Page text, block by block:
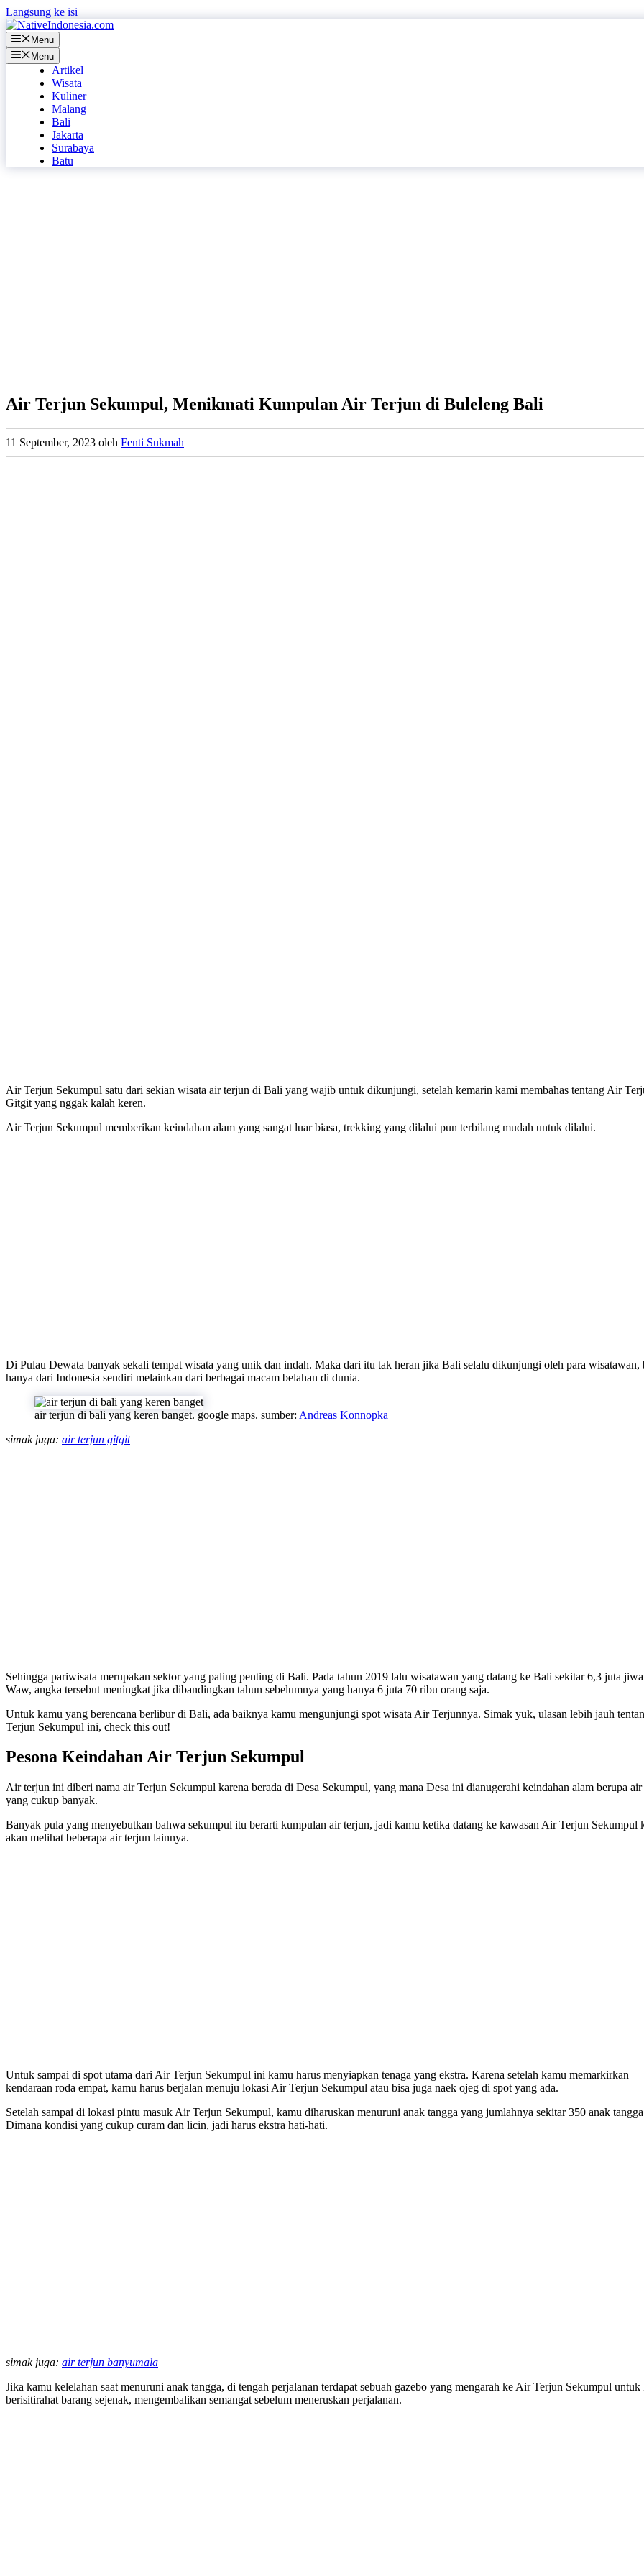
Langsung ke isi
Menu
Menu
Artikel
Wisata
Kuliner
Malang
Bali
Jakarta
Surabaya
Batu
Air Terjun Sekumpul, Menikmati Kumpulan Air Terjun di Buleleng Bali
11 September, 2023 oleh Fenti Sukmah
Air Terjun Sekumpul satu dari sekian wisata air terjun di Bali yang wajib untuk dikunjungi, setelah kemarin kami membahas tentang Air
Gitgit yang nggak kalah keren.
Air Terjun Sekumpul memberikan keindahan alam yang sangat luar biasa, trekking yang dilalui pun terbilang mudah untuk dilalui.
Di Pulau Dewata banyak sekali tempat wisata yang unik dan indah. Maka dari itu tak heran jika Bali selalu dikunjungi oleh para wisatawan,
hanya dari Indonesia sendiri melainkan dari berbagai macam belahan di dunia.
air terjun di bali yang keren banget. google maps. sumber: Andreas Konnopka
simak juga: air terjun gitgit
Sehingga pariwisata merupakan sektor yang paling penting di Bali. Pada tahun 2019 lalu wisatawan yang datang ke Bali sekitar 6,3 juta
Waw, angka tersebut meningkat jika dibandingkan tahun sebelumnya yang hanya 6 juta 70 ribu orang saja.
Untuk kamu yang berencana berlibur di Bali, ada baiknya kamu mengunjungi spot wisata Air Terjunnya. Simak yuk, ulasan lebih jauh
Terjun Sekumpul ini, check this out!
Pesona Keindahan Air Terjun Sekumpul
Air terjun ini diberi nama air Terjun Sekumpul karena berada di Desa Sekumpul, yang mana Desa ini dianugerahi keindahan alam berupa
yang cukup banyak.
Banyak pula yang menyebutkan bahwa sekumpul itu berarti kumpulan air terjun, jadi kamu ketika datang ke kawasan Air Terjun Sekumpul
akan melihat beberapa air terjun lainnya.
Untuk sampai di spot utama dari Air Terjun Sekumpul ini kamu harus menyiapkan tenaga yang ekstra. Karena setelah kamu memarkirkan
kendaraan roda empat, kamu harus berjalan menuju lokasi Air Terjun Sekumpul atau bisa juga naek ojeg di spot yang ada.
Setelah sampai di lokasi pintu masuk Air Terjun Sekumpul, kamu diharuskan menuruni anak tangga yang jumlahnya sekitar 350 anak
Dimana kondisi yang cukup curam dan licin, jadi harus ekstra hati-hati.
simak juga: air terjun banyumala
Jika kamu kelelahan saat menuruni anak tangga, di tengah perjalanan terdapat sebuah gazebo yang mengarah ke Air Terjun Sekumpul untuk
berisitirahat barang sejenak, mengembalikan semangat sebelum meneruskan perjalanan.